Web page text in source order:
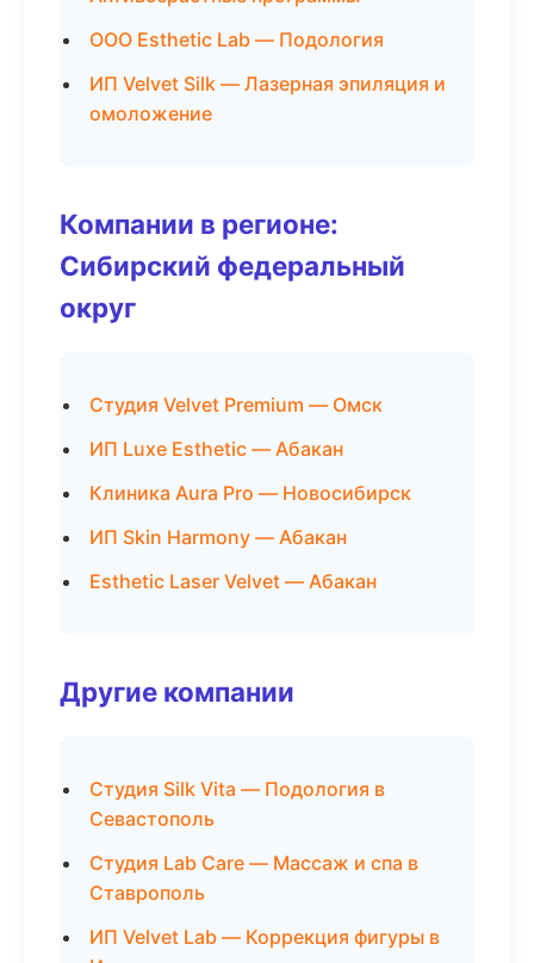
ООО Esthetic Lab — Подология
ИП Velvet Silk — Лазерная эпиляция и
омоложение
Компании в регионе:
Сибирский федеральный
округ
Студия Velvet Premium — Омск
ИП Luxe Esthetic — Абакан
Клиника Aura Pro — Новосибирск
ИП Skin Harmony — Абакан
Esthetic Laser Velvet — Абакан
Другие компании
Студия Silk Vita — Подология в
Севастополь
Студия Lab Care — Массаж и спа в
Ставрополь
ИП Velvet Lab — Коррекция фигуры в